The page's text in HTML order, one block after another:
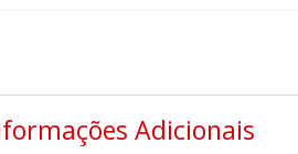
Adicionais